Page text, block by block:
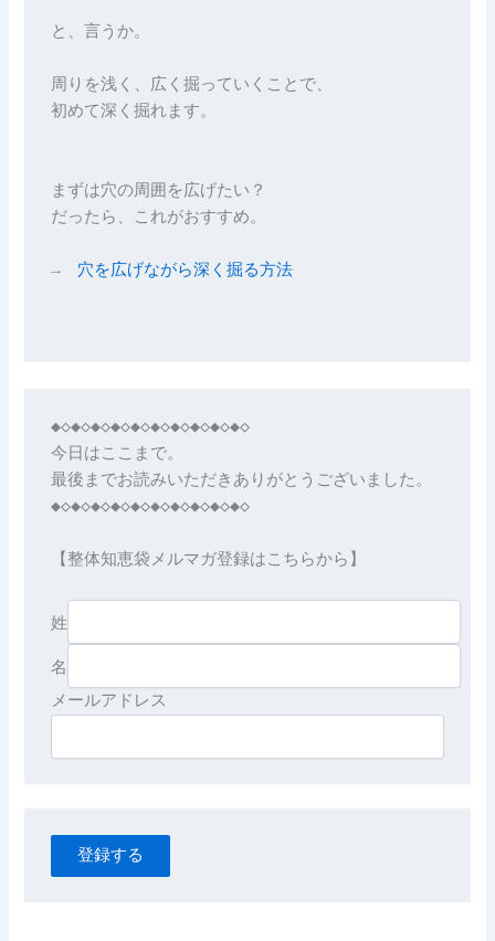
と、言うか。
周りを浅く、広く掘っていくことで、
初めて深く掘れます。
まずは穴の周囲を広げたい？
だったら、これがおすすめ。
→ 穴を広げながら深く掘る方法
◆◇◆◇◆◇◆◇◆◇◆◇◆◇◆◇◆◇◆◇
今日はここまで。
最後までお読みいただきありがとうございました。
◆◇◆◇◆◇◆◇◆◇◆◇◆◇◆◇◆◇◆◇
【整体知恵袋メルマガ登録はこちらから】
姓
名
登録する